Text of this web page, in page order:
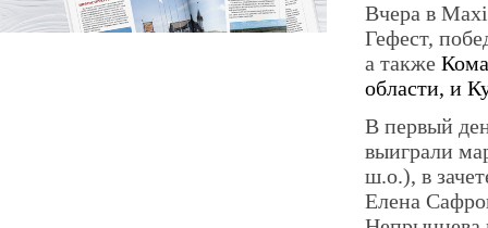
Вчера в
Гефест,
а также
области, и
В первый
выиграли
ш.о.), в
Елена